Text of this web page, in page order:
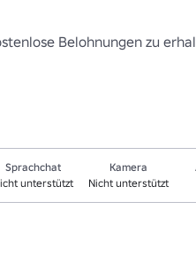
Belohnungen zu
Sprachchat
unterstützt
Kamera
Nicht unterstützt